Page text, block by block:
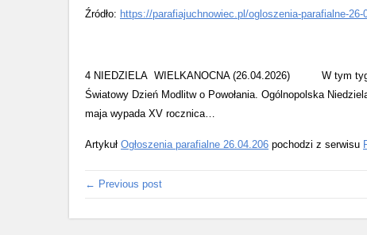
Źródło: https://parafiajuchnowiec.pl/ogloszenia-parafialne-26-
4 NIEDZIELA WIELKANOCNA (26.04.2026) W tym
Światowy Dzień Modlitw o Powołania. Ogólnopolska
maja wypada XV rocznica…
Artykuł Ogłoszenia parafialne 26.04.206 pochodzi z serwisu
← Previous post